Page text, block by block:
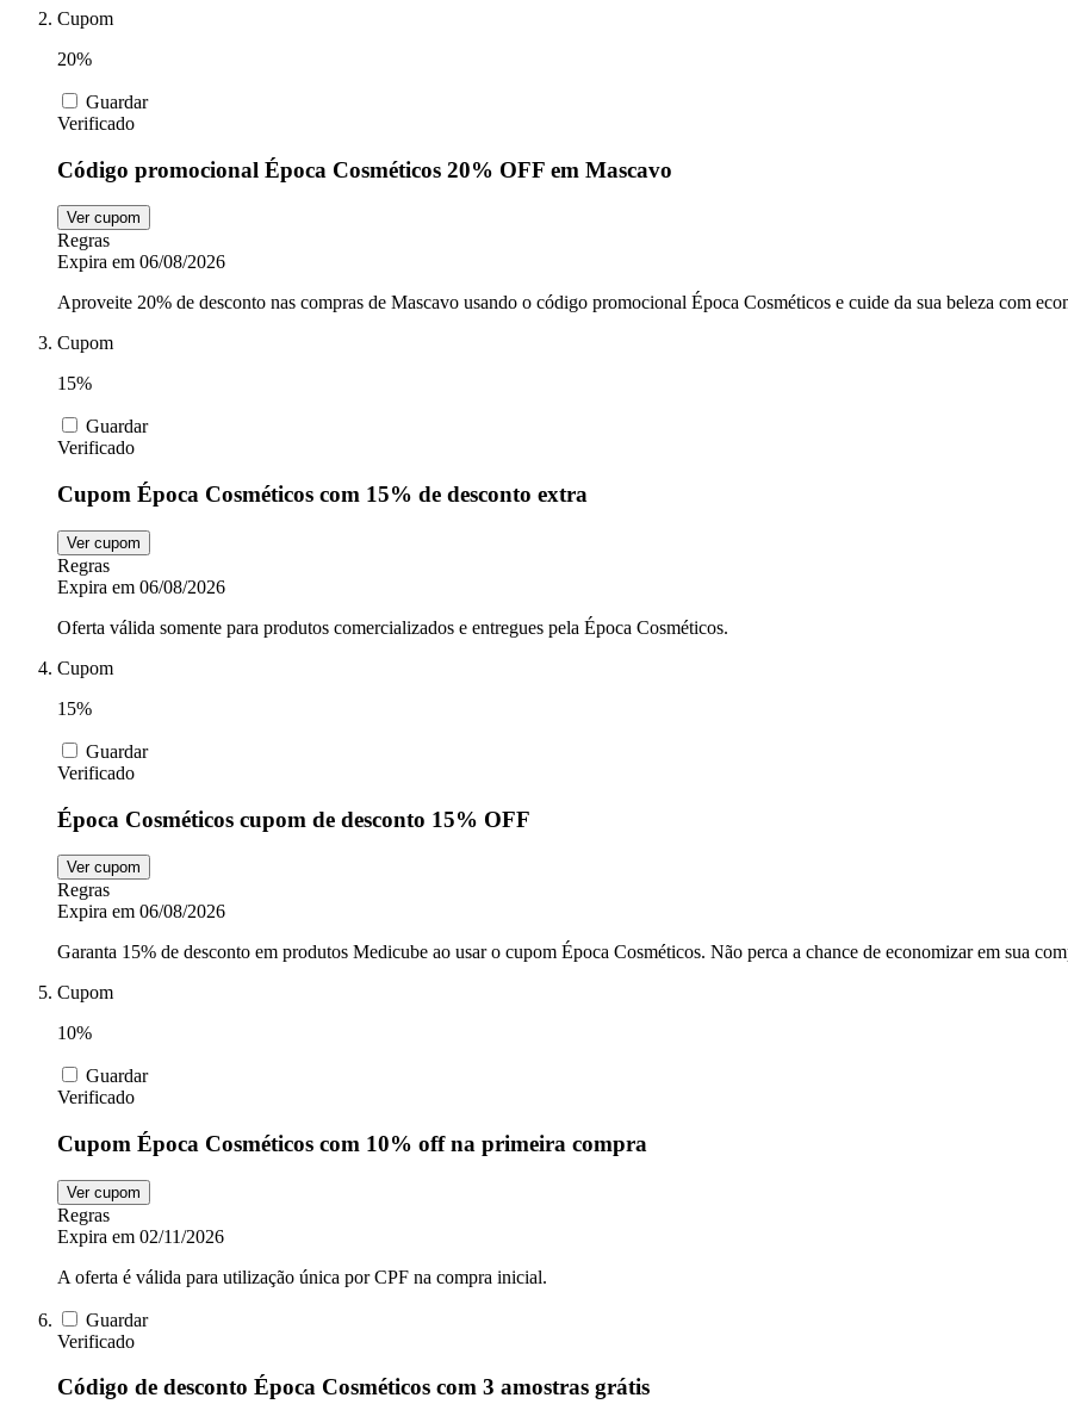
Cupom
20%
Guardar
Verificado
Código promocional Época Cosméticos 20% OFF em Mascavo
Ver cupom
Regras
Expira em 06/08/2026
Aproveite 20% de desconto nas compras de Mascavo usando o código promocional Época Cosméticos e cuide da sua beleza com
Cupom
15%
Guardar
Verificado
Cupom Época Cosméticos com 15% de desconto extra
Ver cupom
Regras
Expira em 06/08/2026
Oferta válida somente para produtos comercializados e entregues pela Época Cosméticos.
Cupom
15%
Guardar
Verificado
Época Cosméticos cupom de desconto 15% OFF
Ver cupom
Regras
Expira em 06/08/2026
Garanta 15% de desconto em produtos Medicube ao usar o cupom Época Cosméticos. Não perca a chance de economizar em sua
Cupom
10%
Guardar
Verificado
Cupom Época Cosméticos com 10% off na primeira compra
Ver cupom
Regras
Expira em 02/11/2026
A oferta é válida para utilização única por CPF na compra inicial.
Guardar
Verificado
Código de desconto Época Cosméticos com 3 amostras grátis